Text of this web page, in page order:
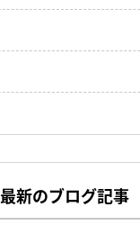
最新のブログ記事